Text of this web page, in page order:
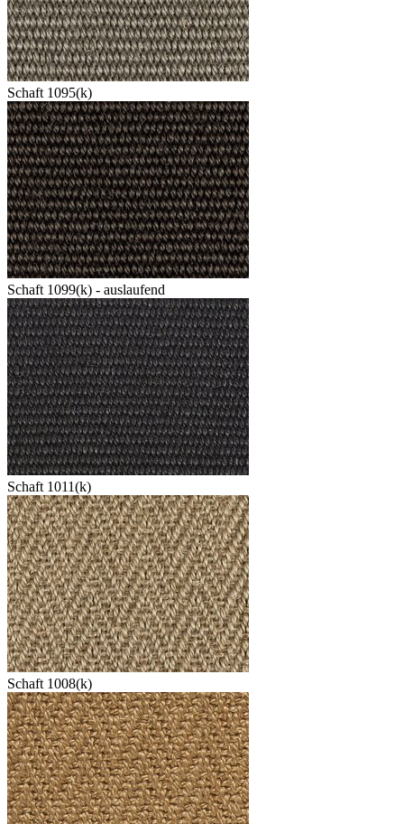
Schaft 1095(k)
Schaft 1099(k) - auslaufend
Schaft 1011(k)
Schaft 1008(k)